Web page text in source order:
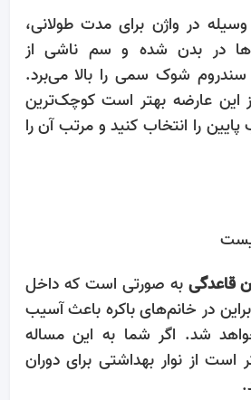
در واژن برای مدت طولانی،
در بدن شده و سم ناشی از
سندروم شوک سمی را بالا می‌برد.
این عارضه بهتر است کوچک‌ترین
را انتخاب کنید و مرتب آن را
قاعدگی به صورتی است که داخل
در خانم‌های باکره باعث آسیب
شد. اگر شما به این مساله
از نوار بهداشتی برای دوران